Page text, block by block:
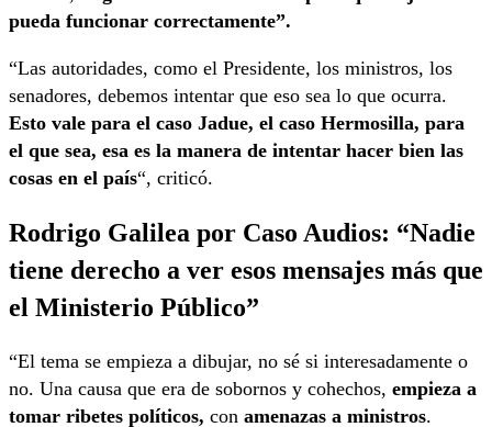
pueda funcionar correctamente”.
“Las autoridades, como el Presidente, los ministros, los
senadores, debemos intentar que eso sea lo que ocurra.
Esto vale para el caso Jadue, el caso Hermosilla, para
el que sea, esa es la manera de intentar hacer bien las
cosas en el país“, criticó.
Rodrigo Galilea por Caso Audios: “Nadie
tiene derecho a ver esos mensajes más que
el Ministerio Público”
“El tema se empieza a dibujar, no sé si interesadamente o
no. Una causa que era de sobornos y cohechos, empieza a
tomar ribetes políticos, con amenazas a ministros.